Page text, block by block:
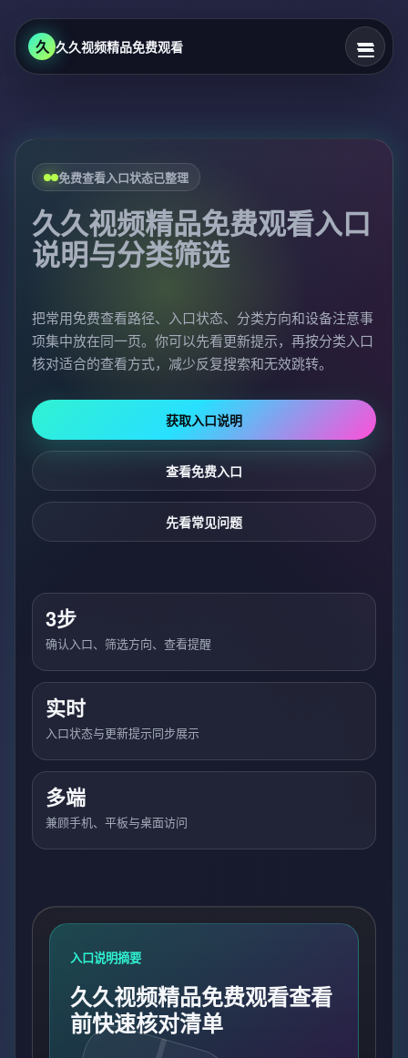
久 久久视频精品免费观看
免费查看入口状态已整理
久久视频精品免费观看入口
说明与分类筛选
把常用免费查看路径、入口状态、分类方向和设备注意事
项集中放在同一页。你可以先看更新提示，再按分类入口
核对适合的查看方式，减少反复搜索和无效跳转。
获取入口说明
查看免费入口
先看常见问题
3步
确认入口、筛选方向、查看提醒
实时
入口状态与更新提示同步展示
多端
兼顾手机、平板与桌面访问
入口说明摘要
久久视频精品免费观看查看
前快速核对清单